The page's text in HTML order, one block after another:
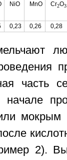
NiO MnO Cr2О3
0,23 0,26 0,28
часть
2).